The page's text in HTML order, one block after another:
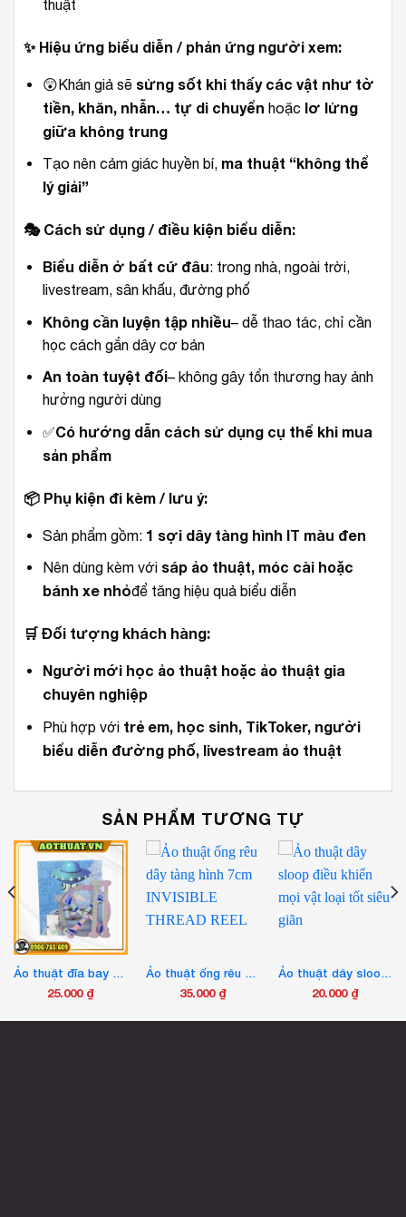
thuật
✨Hiệu ứng biểu diễn / phản ứng người xem:
😲Khán giả sẽ sửng sốt khi thấy các vật như tờ
tiền, khăn, nhẫn… tự di chuyển hoặc lơ lửng
giữa không trung
Tạo nên cảm giác huyền bí, ma thuật “không thể
lý giải”
🎭Cách sử dụng / điều kiện biểu diễn:
Biểu diễn ở bất cứ đâu: trong nhà, ngoài trời,
livestream, sân khấu, đường phố
Không cần luyện tập nhiều– dễ thao tác, chỉ cần
học cách gắn dây cơ bản
An toàn tuyệt đối– không gây tổn thương hay ảnh
hưởng người dùng
✅Có hướng dẫn cách sử dụng cụ thể khi mua
sản phẩm
📦 Phụ kiện đi kèm / lưu ý:
Sản phẩm gồm: 1 sợi dây tàng hình IT màu đen
Nên dùng kèm với sáp ảo thuật, móc cài hoặc
bánh xe nhỏđể tăng hiệu quả biểu diễn
🛒 Đối tượng khách hàng:
Người mới học ảo thuật hoặc ảo thuật gia
chuyên nghiệp
Phù hợp với trẻ em, học sinh, TikToker, người
biểu diễn đường phố, livestream ảo thuật
SẢN PHẨM TƯƠNG TỰ
Ảo thuật đĩa bay UFO ma thuật
25.000 ₫
Ảo thuật ống rêu dây tàng hình 7cm INVISIBLE THREAD REEL
35.000 ₫
Ảo thuật dây sloop điều khiển mọi vật loại tốt siêu giãn
20.000 ₫